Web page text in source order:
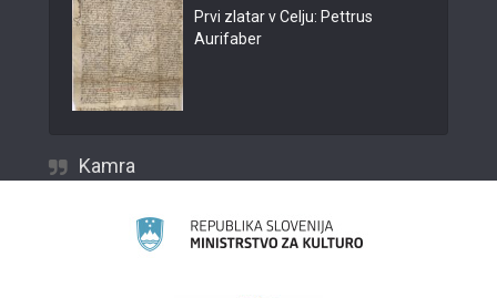
Prvi zlatar v Celju: Pettrus
Aurifaber
Kamra